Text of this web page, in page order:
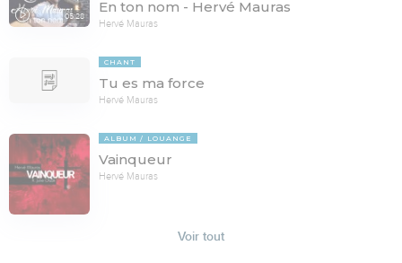
05:28
En ton nom - Hervé Mauras
Hervé Mauras
CHANT
Tu es ma force
Hervé Mauras
ALBUM LOUANGE
Vainqueur
Hervé Mauras
Voir tout